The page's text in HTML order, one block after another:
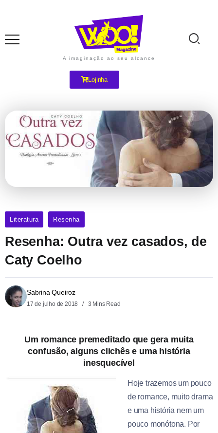
A imaginação ao seu alcance
Lojinha
Literatura Resenha
Resenha: Outra vez casados, de
Caty Coelho
Sabrina Queiroz
17 de julho de 2018 3 Mins Read
Um romance premeditado que gera muita
confusão, alguns clichês e uma história
inesquecível
Hoje trazemos um pouco
de romance, muito drama
e uma história nem um
pouco monótona. Por